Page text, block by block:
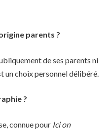
parents ?
de ses parents ni
un choix personnel délibéré.
?
connue pour Ici on